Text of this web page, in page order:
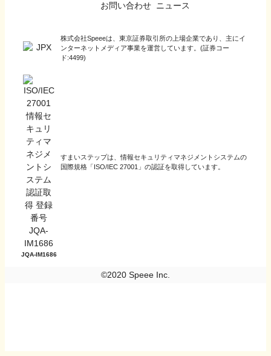
お問い合わせ ニュース
株式会社Speeeは、東京証券取引所の上場企業であり、主にイ
ンターネットメディア事業を運営しています。(証券コー
ド:4499)
JQA-IM1686
すまいステップは、情報セキュリティマネジメントシステムの
国際規格「ISO/IEC 27001」の認証を取得しています。
©2020 Speee Inc.